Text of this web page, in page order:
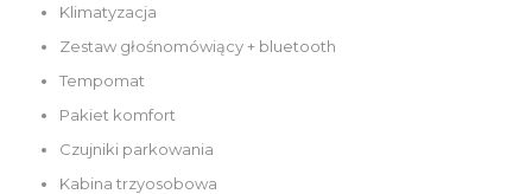
Klimatyzacja
Zestaw głośnomówiący + bluetooth
Tempomat
Pakiet komfort
Czujniki parkowania
Kabina trzyosobowa